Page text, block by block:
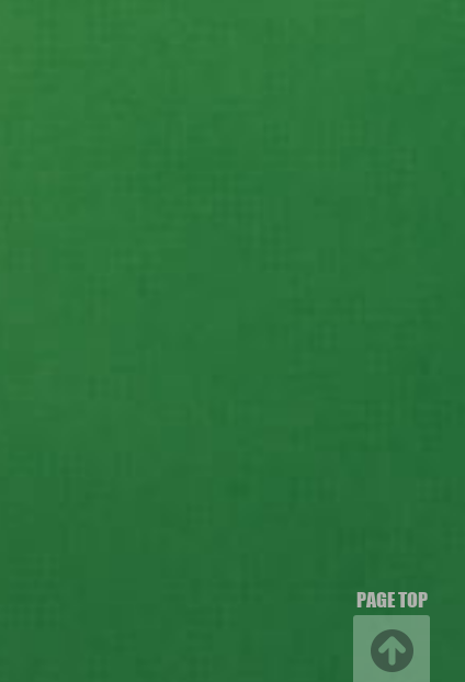
PAGE TOP